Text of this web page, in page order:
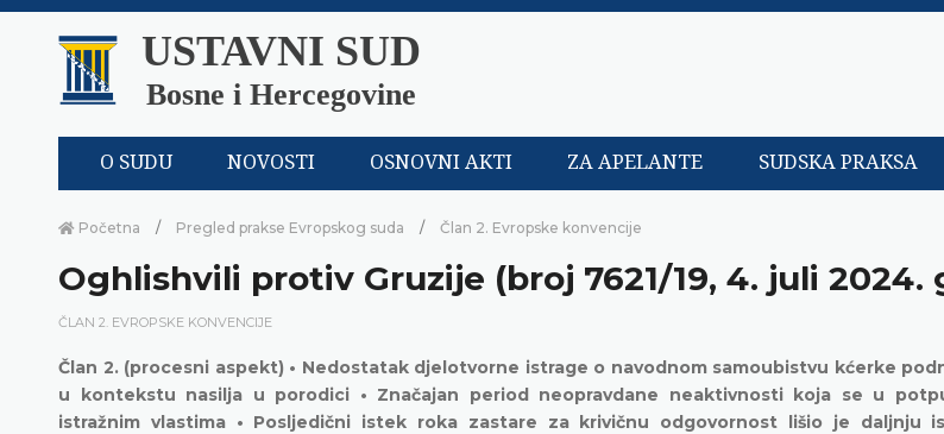
USTAVNI SUD
Bosne i Hercegovine
O SUDU NOVOSTI OSNOVNI AKTI ZA APELANTE SUDSKA PRAKSA
Početna Pregled prakse Evropskog suda Član 2. Evropske konvencije
Oghlishvili protiv Gruzije (broj 7621/19, 4. juli 2024.
ČLAN 2. EVROPSKE KONVENCIJE
Član 2. (procesni aspekt) • Nedostatak djelotvorne istrage o navodnom samoubistvu kćerke
u kontekstu nasilja u porodici • Značajan period neopravdane neaktivnosti koja se u
istražnim vlastima • Posljedični istek roka zastare za krivičnu odgovornost lišio je daljnju